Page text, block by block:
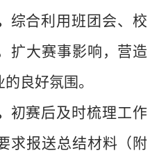
综合利用班团会、校
扩大赛事影响，营造
良好氛围。
初赛后及时梳理工作
求报送总结材料（附